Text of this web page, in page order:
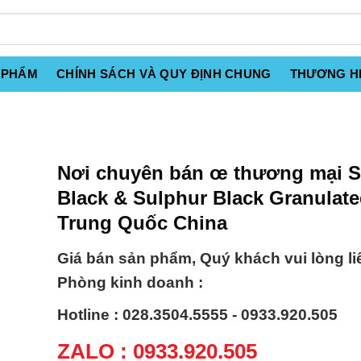
CHÍNH SÁCH VÀ QUY ĐỊNH CHUNG THƯƠNG
Nơi chuyên bán œ thương mại
Black & Sulphur Black
Trung Quốc China
Giá bán sản phẩm, Quý khách vui lòng
Phòng kinh doanh :
Hotline : 028.3504.5555 - 0933.920.505
ZALO : 0933.920.505